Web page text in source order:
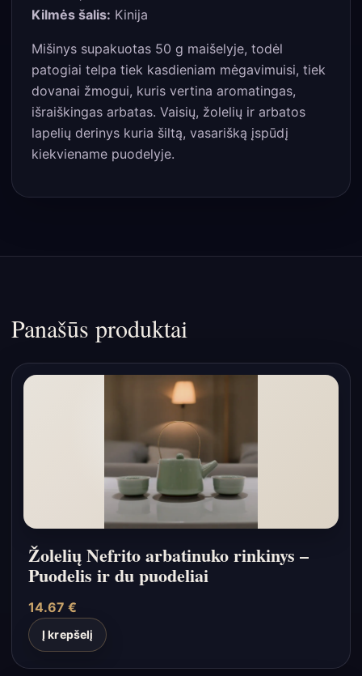
Kilmės šalis: Kinija
Mišinys supakuotas 50 g maišelyje, todėl
patogiai telpa tiek kasdieniam mėgavimuisi, tiek
dovanai žmogui, kuris vertina aromatingas,
išraiškingas arbatas. Vaisių, žolelių ir arbatos
lapelių derinys kuria šiltą, vasarišką įspūdį
kiekviename puodelyje.
Panašūs produktai
Žolelių Nefrito arbatinuko rinkinys –
Puodelis ir du puodeliai
14.67 €
Į krepšelį